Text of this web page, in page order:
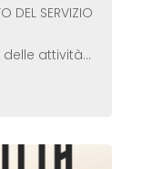
DEL SERVIZIO
delle attività...